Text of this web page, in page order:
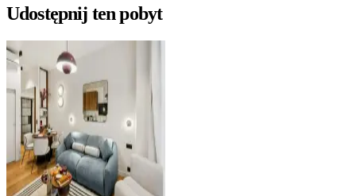
Udostępnij ten pobyt